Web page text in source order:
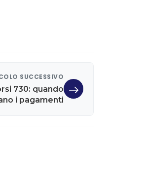
SUCCESSIVO
730: quando
i pagamenti